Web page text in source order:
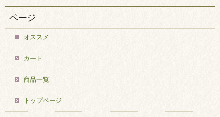
ページ
オススメ
カート
商品一覧
トップページ